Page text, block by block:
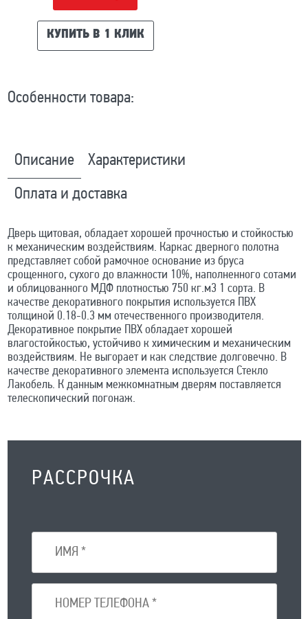
КУПИТЬ В 1 КЛИК
Особенности товара:
Описание Характеристики
Оплата и доставка
Дверь щитовая, обладает хорошей прочностью и стойкостью
к механическим воздействиям. Каркас дверного полотна
представляет собой рамочное основание из бруса
срощенного, сухого до влажности 10%, наполненного сотами
и облицованного МДФ плотностью 750 кг.м3 1 сорта. В
качестве декоративного покрытия используется ПВХ
толщиной 0.18-0.3 мм отечественного производителя.
Декоративное покрытие ПВХ обладает хорошей
влагостойкостью, устойчиво к химическим и механическим
воздействиям. Не выгорает и как следствие долговечно. В
качестве декоративного элемента используется Стекло
Лакобель. К данным межкомнатным дверям поставляется
телескопический погонаж.
РАССРОЧКА